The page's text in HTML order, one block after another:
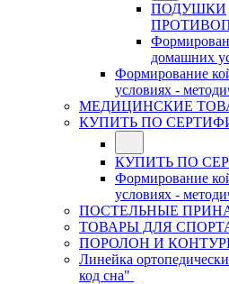
ПОДУШКИ
домашних
Формирование
условиях -
МЕДИЦИНСКИЕ
КУПИТЬ ПО
КУПИТЬ ПО
Формирование
условиях -
ПОСТЕЛЬНЫЕ
ТОВАРЫ ДЛЯ
ПОРОЛОН И
Линейка
код сна"